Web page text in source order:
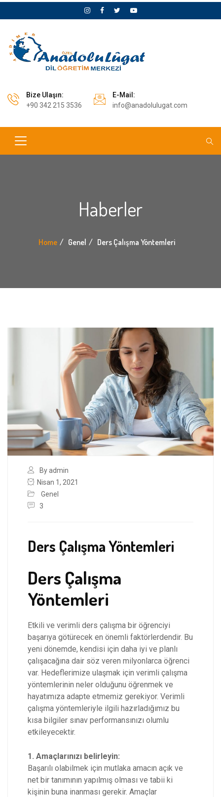
Bize Ulaşın:
+90 342 215 3536
E-Mail:
info@anadolulugat.com
Haberler
Home Genel Ders Çalışma Yöntemleri
By admin
Nisan 1, 2021
Genel
3
Ders Çalışma Yöntemleri
Ders Çalışma
Yöntemleri
Etkili ve verimli ders çalışma bir öğrenciyi
başarıya götürecek en önemli faktörlerdendir. Bu
yeni dönemde, kendisi için daha iyi ve planlı
çalışacağına dair söz veren milyonlarca öğrenci
var. Hedeflerimize ulaşmak için verimli çalışma
yöntemlerinin neler olduğunu öğrenmek ve
hayatımıza adapte etmemiz gerekiyor. Verimli
çalışma yöntemleriyle ilgili hazırladığımız bu
kısa bilgiler sınav performansınızı olumlu
etkileyecektir.
1. Amaçlarınızı belirleyin:
Başarılı olabilmek için mutlaka amacın açık ve
net bir tanımının yapılmış olması ve tabii ki
kişinin buna inanması gerekir. Amaçlar